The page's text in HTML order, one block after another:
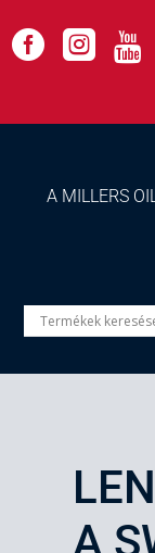
  
A MILLERS
A